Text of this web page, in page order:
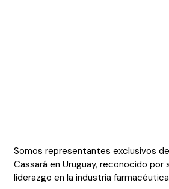
Somos representantes exclusivos
Cassará en Uruguay, reconocido
liderazgo en la industria